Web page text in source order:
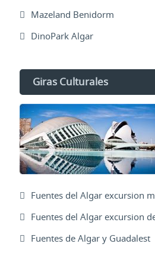
Mazeland Benidorm
DinoPark Algar
Giras Culturales
Fuentes del Algar excursion
Fuentes del Algar excursion
Fuentes de Algar y Guadalest